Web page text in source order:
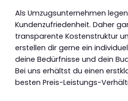
Als Umzugsunternehmen
Kundenzufriedenheit. Daher
transparente Kostenstruktur
erstellen dir gerne ein
deine Bedürfnisse und dein
Bei uns erhältst du einen
besten Preis-Leistungs-